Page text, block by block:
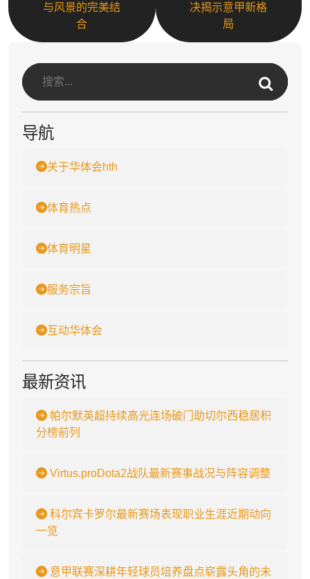
与风景的完美结
合
决揭示意甲新格
局
导航
关于华体会hth
体育热点
体育明星
服务宗旨
互动华体会
最新资讯
帕尔默英超持续高光连场破门助切尔西稳居积
分榜前列
Virtus.proDota2战队最新赛事战况与阵容调整
科尔宾卡罗尔最新赛场表现职业生涯近期动向
一览
意甲联赛深耕年轻球员培养盘点崭露头角的未